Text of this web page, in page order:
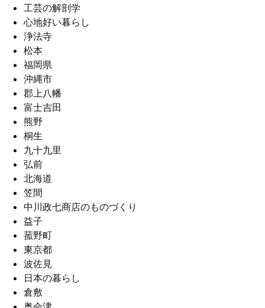
工芸の解剖学
心地好い暮らし
浄法寺
松本
福岡県
沖縄市
郡上八幡
富士吉田
熊野
桐生
九十九里
弘前
北海道
笠間
中川政七商店のものづくり
益子
菰野町
東京都
波佐見
日本の暮らし
倉敷